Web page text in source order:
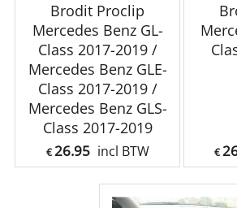
Brodit Proclip
Mercedes Benz GL-
Class 2017-2019 /
Mercedes Benz GLE-
Class 2017-2019 /
Mercedes Benz GLS-
Class 2017-2019
€ 26.95 incl BTW €